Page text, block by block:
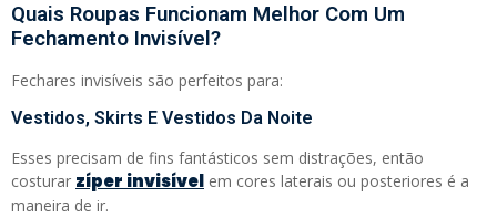
Quais Roupas Funcionam Melhor Com Um
Fechamento Invisível?
Fechares invisíveis são perfeitos para:
Vestidos, Skirts E Vestidos Da Noite
Esses precisam de fins fantásticos sem distrações, então
costurar zíper invisível em cores laterais ou posteriores é a
maneira de ir.